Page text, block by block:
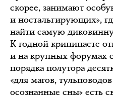
скорее, занимают
и ностальгирующих»,
найти самую
К годной крипипасте
и на крупных форумах
порядка полутора
«для магов,
осознанные сны» есть